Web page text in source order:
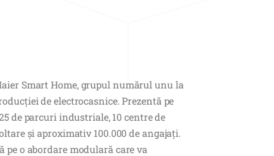
Smart Home, grupul numărul unu la
de electrocasnice. Prezentă pe
de parcuri industriale, 10 centre de
și aproximativ 100.000 de angajați.
pe o abordare modulară care va